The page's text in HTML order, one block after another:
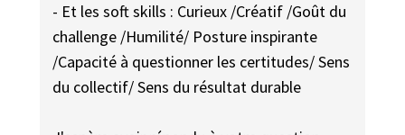
- Et les soft skills : Curieux /Créatif /Goût du
challenge /Humilité/ Posture inspirante
/Capacité à questionner les certitudes/ Sens
du collectif/ Sens du résultat durable